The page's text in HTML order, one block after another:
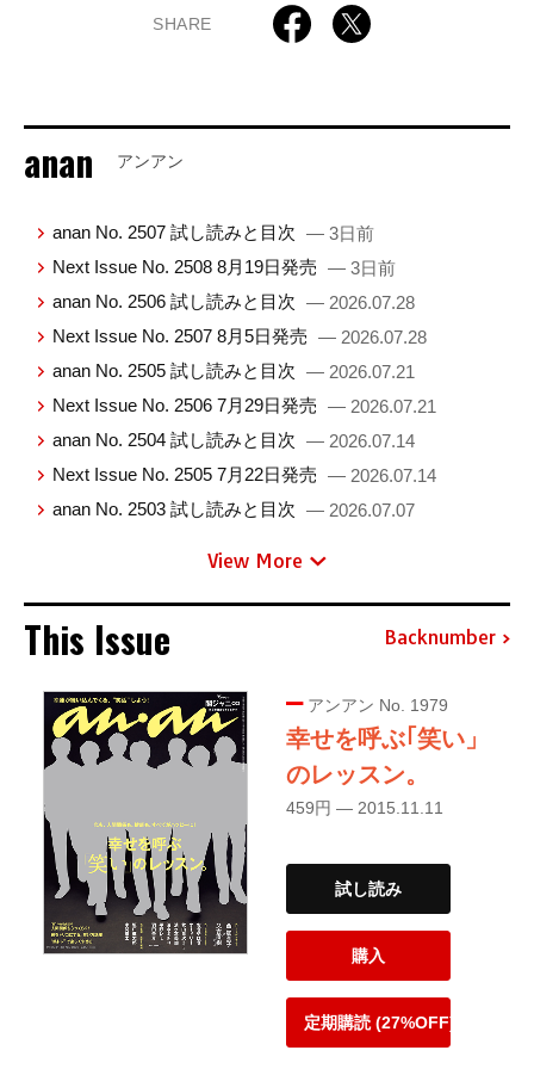
SHARE
anan アンアン
anan No. 2507 試し読みと目次 — 3日前
Next Issue No. 2508 8月19日発売 — 3日前
anan No. 2506 試し読みと目次 — 2026.07.28
Next Issue No. 2507 8月5日発売 — 2026.07.28
anan No. 2505 試し読みと目次 — 2026.07.21
Next Issue No. 2506 7月29日発売 — 2026.07.21
anan No. 2504 試し読みと目次 — 2026.07.14
Next Issue No. 2505 7月22日発売 — 2026.07.14
anan No. 2503 試し読みと目次 — 2026.07.07
View More
This Issue Backnumber
アンアン No. 1979
幸せを呼ぶ｢笑い」
のレッスン。
459円 — 2015.11.11
試し読み
購入
定期購読 (27%OFF)